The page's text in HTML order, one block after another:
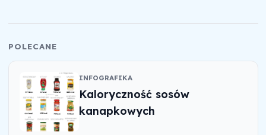
POLECANE
INFOGRAFIKA
Kaloryczność sosów
kanapkowych